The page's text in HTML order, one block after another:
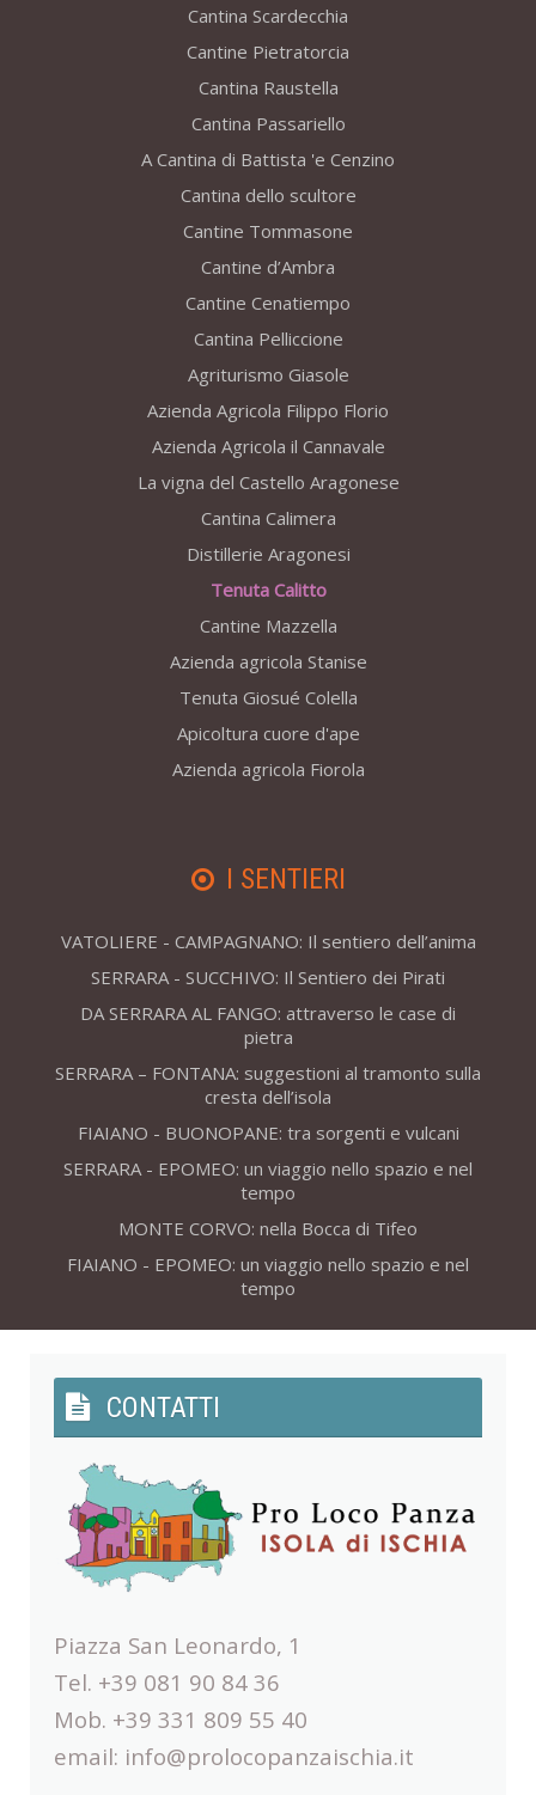
Cantina Scardecchia
Cantine Pietratorcia
Cantina Raustella
Cantina Passariello
A Cantina di Battista 'e Cenzino
Cantina dello scultore
Cantine Tommasone
Cantine d’Ambra
Cantine Cenatiempo
Cantina Pelliccione
Agriturismo Giasole
Azienda Agricola Filippo Florio
Azienda Agricola il Cannavale
La vigna del Castello Aragonese
Cantina Calimera
Distillerie Aragonesi
Tenuta Calitto
Cantine Mazzella
Azienda agricola Stanise
Tenuta Giosué Colella
Apicoltura cuore d'ape
Azienda agricola Fiorola
I SENTIERI
VATOLIERE - CAMPAGNANO: Il sentiero dell’anima
SERRARA - SUCCHIVO: Il Sentiero dei Pirati
DA SERRARA AL FANGO: attraverso le case di
pietra
SERRARA – FONTANA: suggestioni al tramonto sulla
cresta dell’isola
FIAIANO - BUONOPANE: tra sorgenti e vulcani
SERRARA - EPOMEO: un viaggio nello spazio e nel
tempo
MONTE CORVO: nella Bocca di Tifeo
FIAIANO - EPOMEO: un viaggio nello spazio e nel
tempo
CONTATTI
Piazza San Leonardo, 1
Tel. +39 081 90 84 36
Mob. +39 331 809 55 40
email: info@prolocopanzaischia.it